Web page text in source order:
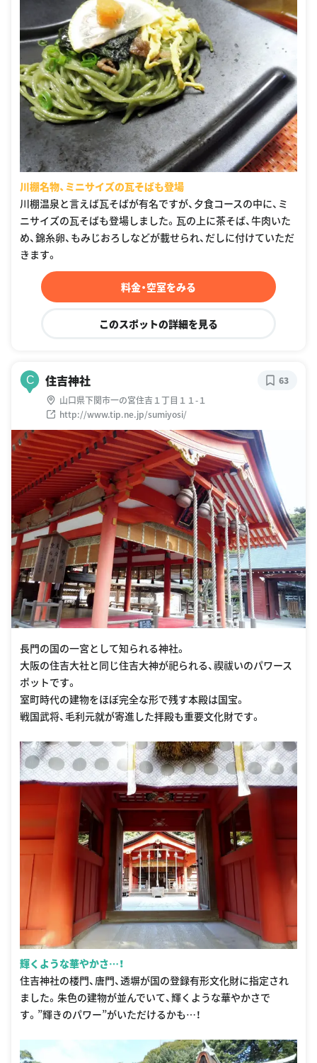
川棚名物、ミニサイズの瓦そばも登場
川棚温泉と言えば瓦そばが有名ですが、夕食コースの中に、ミ
ニサイズの瓦そばも登場しました。瓦の上に茶そば、牛肉いた
め、錦糸卵、もみじおろしなどが載せられ、だしに付けていただ
きます。
料金・空室をみる
このスポットの詳細を見る
C 住吉神社
山口県下関市一の宮住吉１丁目１１-１
http://www.tip.ne.jp/sumiyosi/
63
長門の国の一宮として知られる神社。
大阪の住吉大社と同じ住吉大神が祀られる、禊祓いのパワース
ポットです。
室町時代の建物をほぼ完全な形で残す本殿は国宝。
戦国武将、毛利元就が寄進した拝殿も重要文化財です。
輝くような華やかさ…！
住吉神社の楼門、唐門、透塀が国の登録有形文化財に指定され
ました。朱色の建物が並んでいて、輝くような華やかさで
す。”輝きのパワー”がいただけるかも…！